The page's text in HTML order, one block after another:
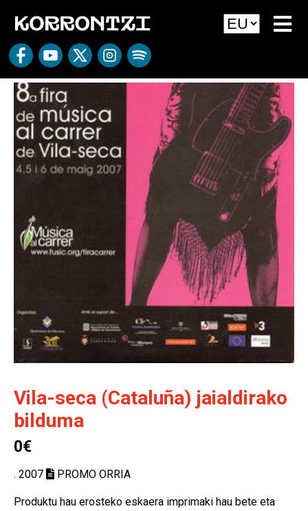
Vila-seca (Cataluña) jaialdirako
bilduma
0€
. 2007 PROMO ORRIA
Produktu hau erosteko eskaera imprimaki hau bete eta